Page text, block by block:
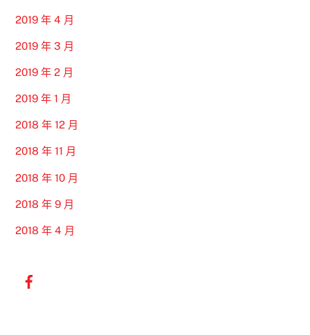
2019 年 4 月
2019 年 3 月
2019 年 2 月
2019 年 1 月
2018 年 12 月
2018 年 11 月
2018 年 10 月
2018 年 9 月
2018 年 4 月